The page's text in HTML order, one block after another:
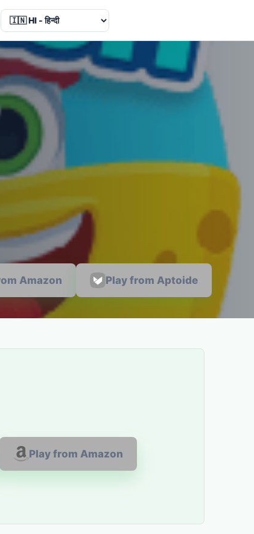
Language
Amazon Play from Aptoide
Play from Amazon